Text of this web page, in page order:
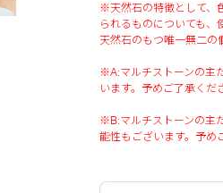
※天然石の特徴として、
られるものについても、
天然石のもつ唯一無二の
※A:マルチストーンの主
います。予めご了承くだ
※B:マルチストーンの主
能性もございます。予め